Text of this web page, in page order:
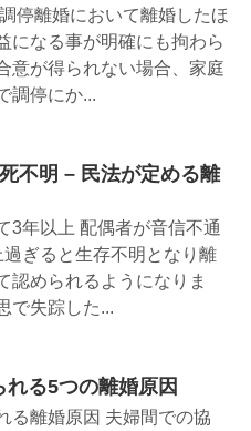
停離婚において離婚したほ
になる事が明確にも拘わら
意が得られない場合、家庭
調停にか...
不明 – 民法が定める離
3年以上 配偶者が音信不通
過ぎると生存不明となり離
認められるようになりま
で失踪した...
れる5つの離婚原因
る離婚原因 夫婦間での協